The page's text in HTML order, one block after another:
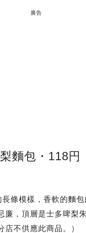
廣告
麵包・118円
條模樣，香軟的麵包
廉，頂層是士多啤梨
店不供應此商品。）